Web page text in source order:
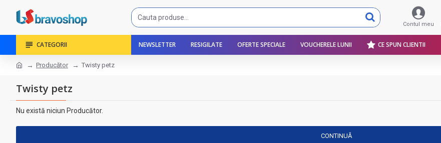
Contul meu
CATEGORII NEWSLETTER RESIGILATE OFERTE SPECIALE VOUCHERELE LUNII CE SPUN CLIENTII
Producător Twisty petz
Twisty petz
Nu există niciun Producător.
CONTINUĂ